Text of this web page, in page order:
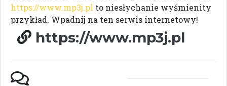
https://www.mp3j.pl to niesłychanie wyśmienity
przykład. Wpadnij na ten serwis internetowy!
https://www.mp3j.pl